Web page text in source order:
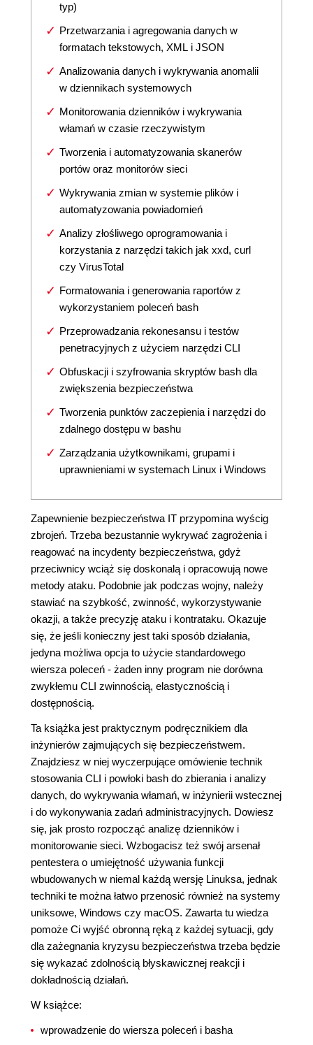
typ)
Przetwarzania i agregowania danych w
formatach tekstowych, XML i JSON
Analizowania danych i wykrywania anomalii
w dziennikach systemowych
Monitorowania dzienników i wykrywania
włamań w czasie rzeczywistym
Tworzenia i automatyzowania skanerów
portów oraz monitorów sieci
Wykrywania zmian w systemie plików i
automatyzowania powiadomień
Analizy złośliwego oprogramowania i
korzystania z narzędzi takich jak xxd, curl
czy VirusTotal
Formatowania i generowania raportów z
wykorzystaniem poleceń bash
Przeprowadzania rekonesansu i testów
penetracyjnych z użyciem narzędzi CLI
Obfuskacji i szyfrowania skryptów bash dla
zwiększenia bezpieczeństwa
Tworzenia punktów zaczepienia i narzędzi do
zdalnego dostępu w bashu
Zarządzania użytkownikami, grupami i
uprawnieniami w systemach Linux i Windows
Zapewnienie bezpieczeństwa IT przypomina wyścig
zbrojeń. Trzeba bezustannie wykrywać zagrożenia i
reagować na incydenty bezpieczeństwa, gdyż
przeciwnicy wciąż się doskonalą i opracowują nowe
metody ataku. Podobnie jak podczas wojny, należy
stawiać na szybkość, zwinność, wykorzystywanie
okazji, a także precyzję ataku i kontrataku. Okazuje
się, że jeśli konieczny jest taki sposób działania,
jedyna możliwa opcja to użycie standardowego
wiersza poleceń - żaden inny program nie dorówna
zwykłemu CLI zwinnością, elastycznością i
dostępnością.
Ta książka jest praktycznym podręcznikiem dla
inżynierów zajmujących się bezpieczeństwem.
Znajdziesz w niej wyczerpujące omówienie technik
stosowania CLI i powłoki bash do zbierania i analizy
danych, do wykrywania włamań, w inżynierii wstecznej
i do wykonywania zadań administracyjnych. Dowiesz
się, jak prosto rozpocząć analizę dzienników i
monitorowanie sieci. Wzbogacisz też swój arsenał
pentestera o umiejętność używania funkcji
wbudowanych w niemal każdą wersję Linuksa, jednak
techniki te można łatwo przenosić również na systemy
uniksowe, Windows czy macOS. Zawarta tu wiedza
pomoże Ci wyjść obronną ręką z każdej sytuacji, gdy
dla zażegnania kryzysu bezpieczeństwa trzeba będzie
się wykazać zdolnością błyskawicznej reakcji i
dokładnością działań.
W książce:
wprowadzenie do wiersza poleceń i basha